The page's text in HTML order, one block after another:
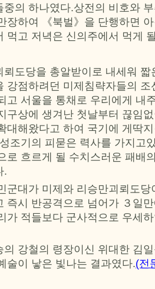
중의 하나였다.상전의 비호와
장하여 《북벌》을 단행하면
먹고 저녁은 신의주에서 먹게
뢰도당을 총알받이로 내세워
강점하려던 미제침략자들의
고 서울을 통채로 우리에게 내
구상에 생겨난 첫날부터 끊임
대해왔다고 하여 국기에 게딱
조기의 피묻은 력사를 가지고
로 흐르게 될 수치스러운 패배
.
군대가 미제와 리승만괴뢰도
즉시 반공격으로 넘어가 ３일
가 적들보다 군사적으로 우세
의 강철의 령장이신 위대한 김
술이 낳은 빛나는 결과였다.(전